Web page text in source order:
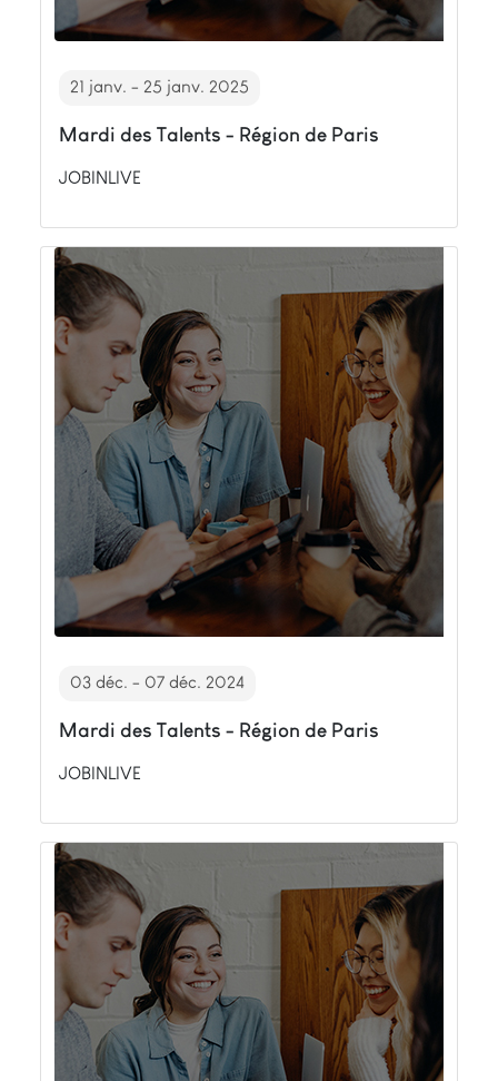
21 janv. - 25 janv. 2025
Mardi des Talents - Région de Paris
JOBINLIVE
03 déc. - 07 déc. 2024
Mardi des Talents - Région de Paris
JOBINLIVE